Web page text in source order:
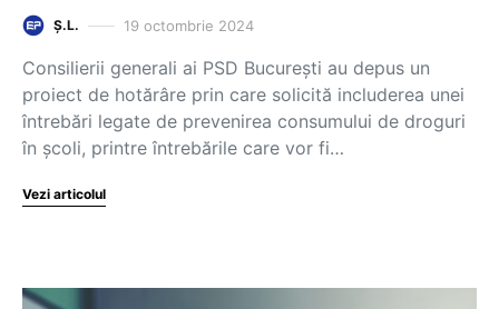
Ș.L. 19 octombrie 2024
Consilierii generali ai PSD București au depus un
proiect de hotărâre prin care solicită includerea unei
întrebări legate de prevenirea consumului de droguri
în școli, printre întrebările care vor fi…
Vezi articolul